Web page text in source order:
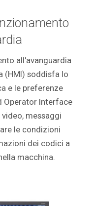
all'avanguardia
(HMI) soddisfa lo
e le preferenze
Operator Interface
messaggi
le condizioni
dei codici a
macchina.